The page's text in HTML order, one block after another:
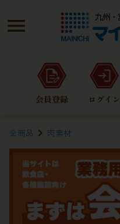
会員登録 ログイン
全商品 肉素材